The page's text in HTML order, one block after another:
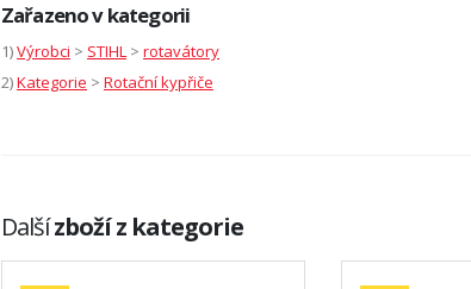
Zařazeno v kategorii
1)Výrobci > STIHL > rotavátory
2)Kategorie > Rotační kypřiče
Dalšízboží z kategorie